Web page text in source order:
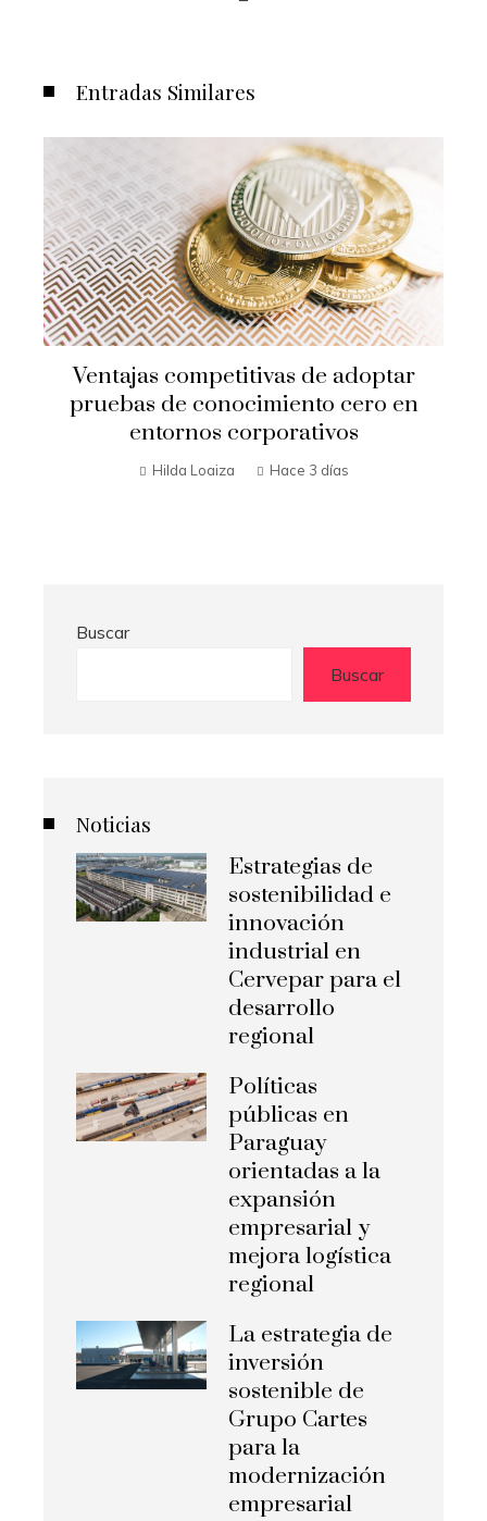
Entradas Similares
Ventajas competitivas de adoptar
pruebas de conocimiento cero en
entornos corporativos
Hilda Loaiza Hace 3 días
Buscar
Buscar
Noticias
Estrategias de
sostenibilidad e
innovación
industrial en
Cervepar para el
desarrollo
regional
Políticas
públicas en
Paraguay
orientadas a la
expansión
empresarial y
mejora logística
regional
La estrategia de
inversión
sostenible de
Grupo Cartes
para la
modernización
empresarial